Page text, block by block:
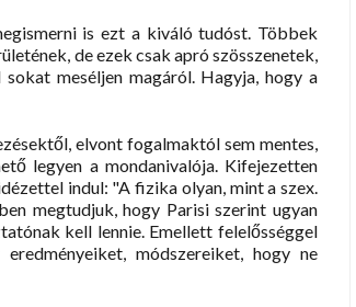
is ezt a kiváló tudóst. Többek
de ezek csak apró szösszenetek,
meséljen magáról. Hagyja, hogy a
elvont fogalmaktól sem mentes,
legyen a mondanivalója. Kifejezetten
indul: "A fizika olyan, mint a szex.
megtudjuk, hogy Parisi szerint ugyan
kell lennie. Emellett felelősséggel
módszereiket, hogy ne